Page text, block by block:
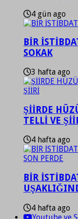
4 gün ago
BİR
SOKAK
3 hafta ago
ŞİİRDE
TELLİ VE
4 hafta ago
BİR
4 hafta ago